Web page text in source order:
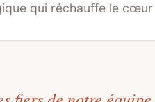
qui réchauffe le